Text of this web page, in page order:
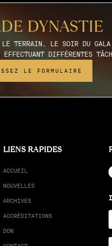
DYNASTIE
LE TERRAIN, LE SOIR DU
DIFFÉRENTES
LE FORMULAIRE
LIENS RAPIDES
ACCUEIL
NOUVELLES
ARCHIVES
ACCRÉDITATIONS
DON